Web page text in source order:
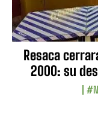
Resaca
2000: su